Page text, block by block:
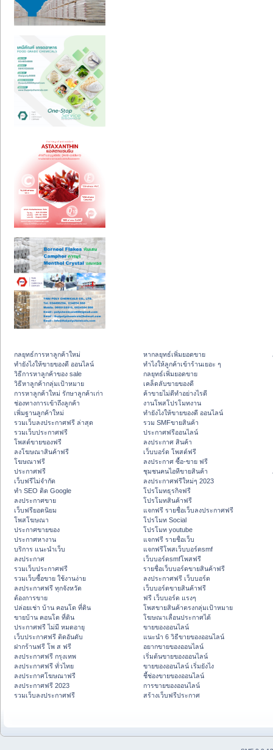
กลยุทธ์การหาลูกค้าใหม่
ทํายังไงให้ขายของดี ออนไลน์
วิธีการหาลูกค้าของ sale
วิธีหาลูกค้ากลุ่มเป้าหมาย
การหาลูกค้าใหม่ รักษาลูกค้าเก่า
ช่องทางการเข้าถึงลูกค้า
เพิ่มฐานลูกค้าใหม่
รวมเว็บลงประกาศฟรี ล่าสุด
รวมเว็บประกาศฟรี
โพสต์ขายของฟรี
ลงโฆษณาสินค้าฟรี
โฆษณาฟรี
ประกาศฟรี
เว็บฟรีไม่จำกัด
ทำ SEO ติด Google
ลงประกาศขาย
เว็บฟรียอดนิยม
โพสโฆษณา
ประกาศขายของ
ประกาศหางาน
บริการ แนะนำเว็บ
ลงประกาศ
รวมเว็บประกาศฟรี
รวมเว็บซื้อขาย ใช้งานง่าย
ลงประกาศฟรี ทุกจังหวัด
ต้องการขาย
ปล่อยเช่า บ้าน คอนโด ที่ดิน
ขายบ้าน คอนโด ที่ดิน
ประกาศฟรี ไม่มี หมดอายุ
เว็บประกาศฟรี ติดอันดับ
ฝากร้านฟรี โพ ส ฟรี
ลงประกาศฟรี กรุงเทพ
ลงประกาศฟรี ทั่วไทย
ลงประกาศโฆษณาฟรี
ลงประกาศฟรี 2023
รวมเว็บลงประกาศฟรี
หากลยุทธ์เพิ่มยอดขาย
ทําไงให้ลูกค้าเข้าร้านเยอะ ๆ
กลยุทธ์เพิ่มยอดขาย
เคล็ดลับขายของดี
ค้าขายไม่ดีทำอย่างไรดี
งานโพสโปรโมทงาน
ทํายังไงให้ขายของดี ออนไลน์
รวม SMFขายสินค้า
ประกาศฟรีออนไลน์
ลงประกาศ สินค้า
เว็บบอร์ด โพสต์ฟรี
ลงประกาศ ซื้อ-ขาย ฟรี
ชุมชนคนไอทีขายสินค้า
ลงประกาศฟรีใหม่ๆ 2023
โปรโมทธุรกิจฟรี
โปรโมทสินค้าฟรี
แจกฟรี รายชื่อเว็บลงประกาศฟรี
โปรโมท Social
โปรโมท youtube
แจกฟรี รายชื่อเว็บ
แจกฟรีโพสเว็บบอร์ดsmf
เว็บบอร์ดsmfโพสฟรี
รายชื่อเว็บบอร์ดขายสินค้าฟรี
ลงประกาศฟรี เว็บบอร์ด
เว็บบอร์ดขายสินค้าฟรี
ฟรี เว็บบอร์ด แรงๆ
โพสขายสินค้าตรงกลุ่มเป้าหมาย
โฆษณาเลื่อนประกาศได้
ขายของออนไลน์
แนะนำ 6 วิธีขายของออนไลน์
อยากขายของออนไลน์
เริ่มต้นขายของออนไลน์
ขายของออนไลน์ เริ่มยังไง
ชี้ช่องขายของออนไลน์
การขายของออนไลน์
สร้างเว็บฟรีประกาศ